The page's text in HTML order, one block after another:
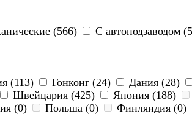
(566) С автоподзаводом
(113) Гонконг (24) Дания (28)
Швейцария (425) Япония (188)
(0) Польша (0) Финляндия (0)